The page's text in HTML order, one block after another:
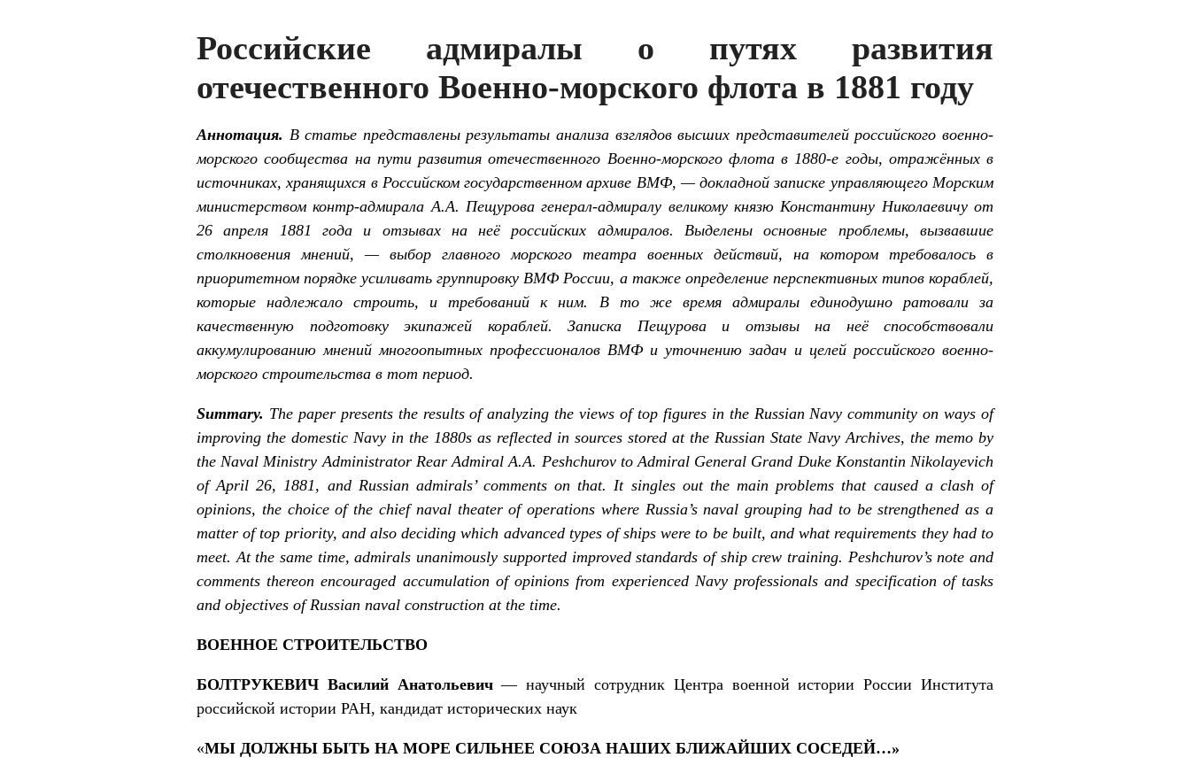
Российские адмиралы о путях развития
отечественного Военно-морского флота в 1881 году
Аннотация. В статье представлены результаты анализа взглядов высших представителей российского военно-
морского сообщества на пути развития отечественного Военно-морского флота в 1880-е годы, отражённых в
источниках, хранящихся в Российском государственном архиве ВМФ, — докладной записке управляющего Морским
министерством контр-адмирала А.А. Пещурова генерал-адмиралу великому князю Константину Николаевичу от
26 апреля 1881 года и отзывах на неё российских адмиралов. Выделены основные проблемы, вызвавшие
столкновения мнений, — выбор главного морского театра военных действий, на котором требовалось в
приоритетном порядке усиливать группировку ВМФ России, а также определение перспективных типов кораблей,
которые надлежало строить, и требований к ним. В то же время адмиралы единодушно ратовали за
качественную подготовку экипажей кораблей. Записка Пещурова и отзывы на неё способствовали
аккумулированию мнений многоопытных профессионалов ВМФ и уточнению задач и целей российского военно-
морского строительства в тот период.
Summary. The paper presents the results of analyzing the views of top figures in the Russian Navy community on ways of
improving the domestic Navy in the 1880s as reflected in sources stored at the Russian State Navy Archives, the memo by
the Naval Ministry Administrator Rear Admiral A.A. Peshchurov to Admiral General Grand Duke Konstantin Nikolayevich
of April 26, 1881, and Russian admirals’ comments on that. It singles out the main problems that caused a clash of
opinions, the choice of the chief naval theater of operations where Russia’s naval grouping had to be strengthened as a
matter of top priority, and also deciding which advanced types of ships were to be built, and what requirements they had to
meet. At the same time, admirals unanimously supported improved standards of ship crew training. Peshchurov’s note and
comments thereon encouraged accumulation of opinions from experienced Navy professionals and specification of tasks
and objectives of Russian naval construction at the time.
ВОЕННОЕ СТРОИТЕЛЬСТВО
БОЛТРУКЕВИЧ Василий Анатольевич— научный сотрудник Центра военной истории России Института
российской истории РАН, кандидат исторических наук
«МЫ ДОЛЖНЫ БЫТЬ НА МОРЕ СИЛЬНЕЕ СОЮЗА НАШИХ БЛИЖАЙШИХ СОСЕДЕЙ…»